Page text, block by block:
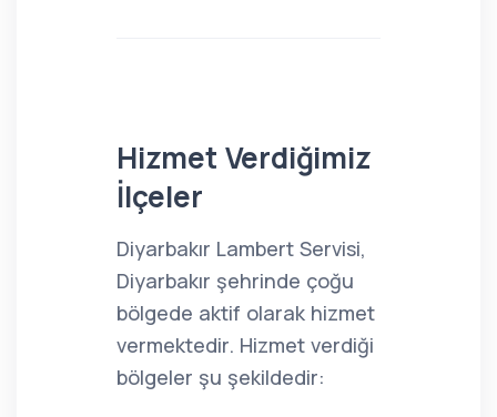
Hizmet Verdiğimiz
İlçeler
Diyarbakır Lambert Servisi,
Diyarbakır şehrinde çoğu
bölgede aktif olarak hizmet
vermektedir. Hizmet verdiği
bölgeler şu şekildedir: